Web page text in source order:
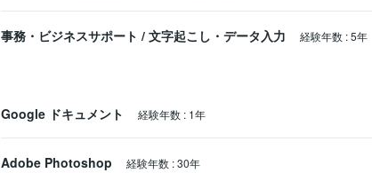
事務・ビジネスサポート / 文字起こし・データ入力 経験年数 :5年
Google ドキュメント 経験年数 : 1年
Adobe Photoshop 経験年数 :30年